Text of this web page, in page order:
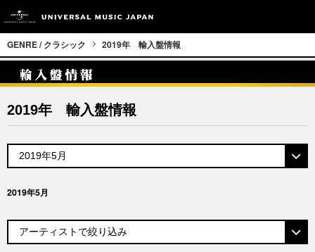
GENRE / クラシック 2019年 輸入盤情報
2019年 輸入盤情報
2019年5月